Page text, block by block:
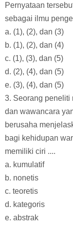
Pernyataan
sebagai ilmu
a. (1), (2), dan (3)
b. (1), (2), dan (4)
c. (1), (3), dan (5)
d. (2), (4), dan (5)
e. (3), (4), dan (5)
3. Seorang peneliti
dan wawancara
berusaha
bagi kehidupan
memiliki ciri ....
a. kumulatif
b. nonetis
c. teoretis
d. kategoris
e. abstrak